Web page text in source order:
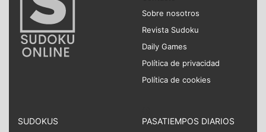
Sobre nosotros
Revista Sudoku
Daily Games
Política de privacidad
Política de cookies
SUDOKUS PASATIEMPOS DIARIOS